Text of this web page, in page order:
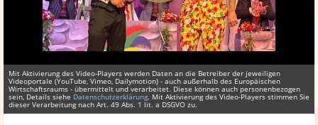
Mit Aktivierung des Video-Players werden Daten an die Betreiber der jeweiligen
Videoportale (YouTube, Vimeo, Dailymotion) - auch außerhalb des Europäischen
Wirtschaftsraums - übermittelt und verarbeitet. Diese können auch personenbezogen
sein, Details siehe Datenschutzerklärung. Mit Aktivierung des Video-Players stimmen Sie
dieser Verarbeitung nach Art. 49 Abs. 1 lit. a DSGVO zu.